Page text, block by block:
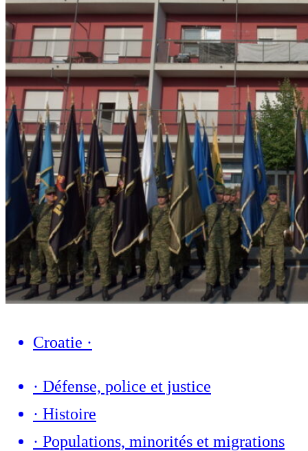
Croatie ·
· Défense, police et justice
· Histoire
· Populations, minorités et migrations